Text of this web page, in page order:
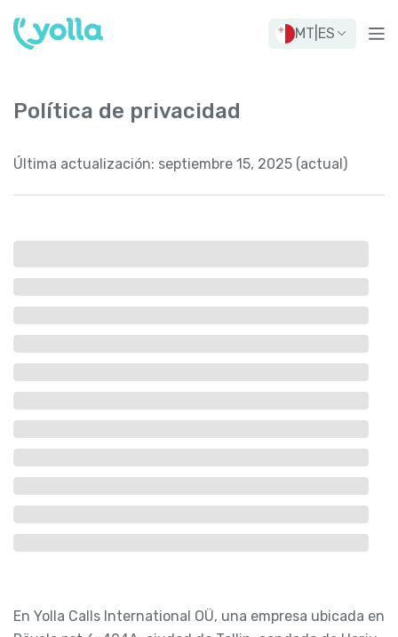
MT ES
Política de privacidad
Última actualización: septiembre 15, 2025 (actual)
En Yolla Calls International OÜ, una empresa ubicada en